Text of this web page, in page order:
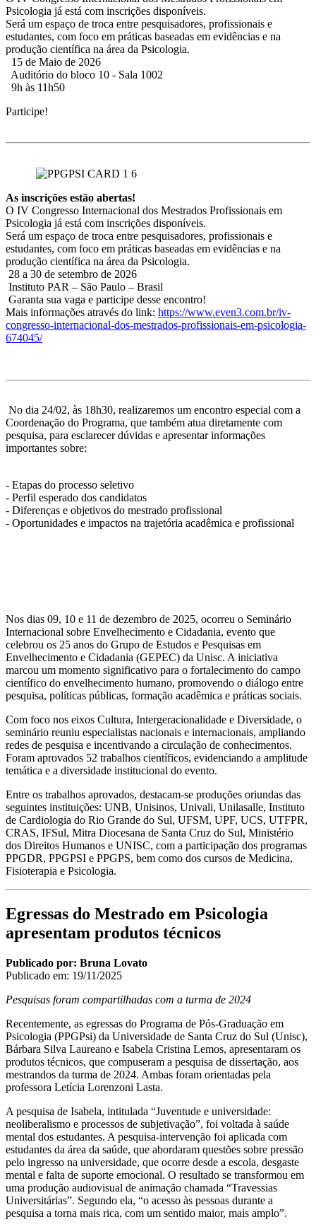
Psicologia já está com inscrições disponíveis.
Será um espaço de troca entre pesquisadores, profissionais e
estudantes, com foco em práticas baseadas em evidências e na
produção científica na área da Psicologia.
15 de Maio de 2026
Auditório do bloco 10 - Sala 1002
9h às 11h50
Participe!
As inscrições estão abertas!
O IV Congresso Internacional dos Mestrados Profissionais em
Psicologia já está com inscrições disponíveis.
Será um espaço de troca entre pesquisadores, profissionais e
estudantes, com foco em práticas baseadas em evidências e na
produção científica na área da Psicologia.
28 a 30 de setembro de 2026
Instituto PAR – São Paulo – Brasil
Garanta sua vaga e participe desse encontro!
Mais informações através do link: https://www.even3.com.br/iv-
congresso-internacional-dos-mestrados-profissionais-em-psicologia-
674045/
No dia 24/02, às 18h30, realizaremos um encontro especial com a
Coordenação do Programa, que também atua diretamente com
pesquisa, para esclarecer dúvidas e apresentar informações
importantes sobre:
- Etapas do processo seletivo
- Perfil esperado dos candidatos
- Diferenças e objetivos do mestrado profissional
- Oportunidades e impactos na trajetória acadêmica e profissional
Nos dias 09, 10 e 11 de dezembro de 2025, ocorreu o Seminário
Internacional sobre Envelhecimento e Cidadania, evento que
celebrou os 25 anos do Grupo de Estudos e Pesquisas em
Envelhecimento e Cidadania (GEPEC) da Unisc. A iniciativa
marcou um momento significativo para o fortalecimento do campo
científico do envelhecimento humano, promovendo o diálogo entre
pesquisa, políticas públicas, formação acadêmica e práticas sociais.
Com foco nos eixos Cultura, Intergeracionalidade e Diversidade, o
seminário reuniu especialistas nacionais e internacionais, ampliando
redes de pesquisa e incentivando a circulação de conhecimentos.
Foram aprovados 52 trabalhos científicos, evidenciando a amplitude
temática e a diversidade institucional do evento.
Entre os trabalhos aprovados, destacam-se produções oriundas das
seguintes instituições: UNB, Unisinos, Univali, Unilasalle, Instituto
de Cardiologia do Rio Grande do Sul, UFSM, UPF, UCS, UTFPR,
CRAS, IFSul, Mitra Diocesana de Santa Cruz do Sul, Ministério
dos Direitos Humanos e UNISC, com a participação dos programas
PPGDR, PPGPSI e PPGPS, bem como dos cursos de Medicina,
Fisioterapia e Psicologia.
Egressas do Mestrado em Psicologia
apresentam produtos técnicos
Publicado por: Bruna Lovato
Publicado em: 19/11/2025
Pesquisas foram compartilhadas com a turma de 2024
Recentemente, as egressas do Programa de Pós-Graduação em
Psicologia (PPGPsi) da Universidade de Santa Cruz do Sul (Unisc),
Bárbara Silva Laureano e Isabela Cristina Lemos, apresentaram os
produtos técnicos, que compuseram a pesquisa de dissertação, aos
mestrandos da turma de 2024. Ambas foram orientadas pela
professora Letícia Lorenzoni Lasta.
A pesquisa de Isabela, intitulada “Juventude e universidade:
neoliberalismo e processos de subjetivação”, foi voltada à saúde
mental dos estudantes. A pesquisa-intervenção foi aplicada com
estudantes da área da saúde, que abordaram questões sobre pressão
pelo ingresso na universidade, que ocorre desde a escola, desgaste
mental e falta de suporte emocional. O resultado se transformou em
uma produção audiovisual de animação chamada “Travessias
Universitárias”. Segundo ela, “o acesso às pessoas durante a
pesquisa a torna mais rica, com um sentido maior, mais amplo”.